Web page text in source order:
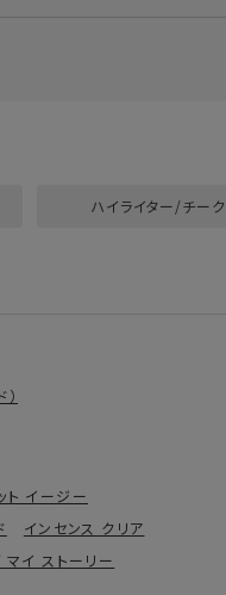
ハイライター/チーク
ト イージー
インセンス クリア
マイ ストーリー